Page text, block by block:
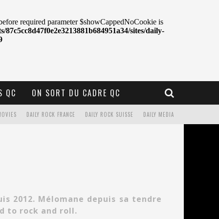
QC ON SORT DU CADRE QC
DAILY MEDIA
DAILY ROCK SUISSE
DAILY ROCK FRANCE
2012. Mélomane depuis sa tendre
to rock and roll.